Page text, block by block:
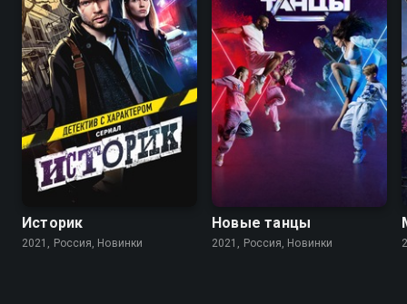
Историк
2021, Россия, Новинки
Новые танцы
2021, Россия, Новинки